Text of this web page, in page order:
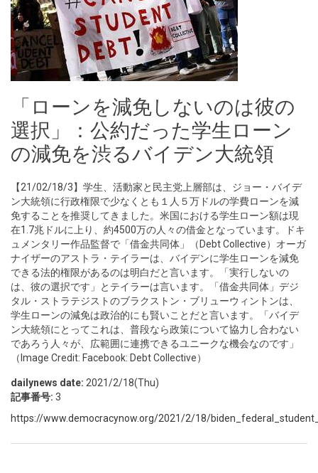
「ローンを減免しないのは彼の
選択」：公約だった学生ローン
の減免を渋るバイデン大統領
【21/02/18/3】学生、活動家と民主党上層部は、ジョー・バイデ
ン大統領に行政権限で少なくとも１人５万ドルの学費ローンを減
免することを推奨してきました。米国における学生ローン額は現
在1.7兆ドルに上り、約4500万の人々の借金となっています。ドキ
ュメンタリー作品監督で「借金共同体」（Debt Collective）オーガ
ナイザーのアストラ・テイラーは、バイデンに学生ローンを減免
できる法的権限があるのは明白だと言います。「実行しないの
は、彼の選択です」とテイラーは言います。「借金共同体」デジ
タル・ストラテジストのブラクストン・ブリューウィントンは、
学生ローンの減免は政治的にも賢いことだと言います。「バイデ
ン大統領にとってこれは、普段なら政策について協力し合わない
であろう人々が、広範囲に連携できるユニークな機会なのです」
（Image Credit: Facebook: Debt Collective）
dailynews date: 2021/2/18(Thu)
記事番号: 3
https://www.democracynow.org/2021/2/18/